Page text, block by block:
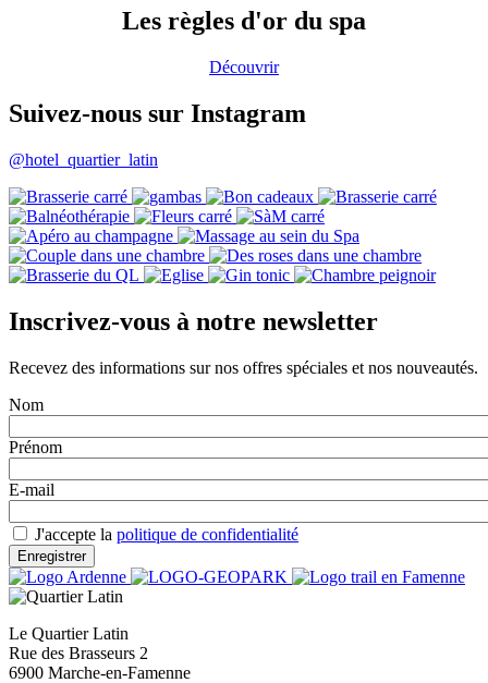
Les règles d'or du spa
Découvrir
Suivez-nous sur Instagram
@hotel_quartier_latin
Inscrivez-vous à notre newsletter
Recevez des informations sur nos offres spéciales et nos nouveautés.
Nom
Prénom
E-mail
J'accepte la politique de confidentialité
Le Quartier Latin
Rue des Brasseurs 2
6900 Marche-en-Famenne